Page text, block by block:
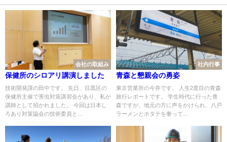
会社の取組み
保健所のシロアリ講演しました
技術開発課の田中です。 先日、目黒区の
保健所主催で害虫対策講習会があり、私が
講師として招かれました。 今回は日本し
ろあり対策協会の技術委員と...
社内行事
青森と懇親会の勇姿
東京営業所の今井です。 人生2度目の青森
旅行レポートです。 学生時代に行った青
森ですが、地元の方に声をかけられ、八戸
ラーメンとホタテを奢って...